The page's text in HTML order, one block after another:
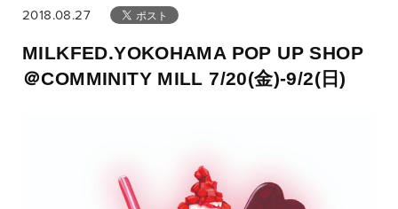
2018.08.27
MILKFED.YOKOHAMA POP UP SHOP
＠COMMINITY MILL 7/20(金)-9/2(日)